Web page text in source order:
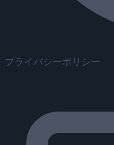
プライバシーポリシー